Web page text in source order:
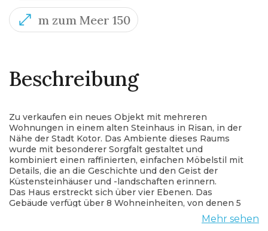
m zum Meer 150
Beschreibung
Zu verkaufen ein neues Objekt mit mehreren
Wohnungen in einem alten Steinhaus in Risan, in der
Nähe der Stadt Kotor. Das Ambiente dieses Raums
wurde mit besonderer Sorgfalt gestaltet und
kombiniert einen raffinierten, einfachen Möbelstil mit
Details, die an die Geschichte und den Geist der
Küstensteinhäuser und -landschaften erinnern.
Das Haus erstreckt sich über vier Ebenen. Das
Gebäude verfügt über 8 Wohneinheiten, von denen 5
Studios und die anderen 3 Apartments mit zwei
Schlafzimmern sind. Das Haus bietet Platz fürMehr sehen